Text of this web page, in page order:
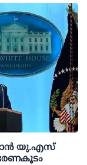
യു.എസ്
ഭരണകൂടം